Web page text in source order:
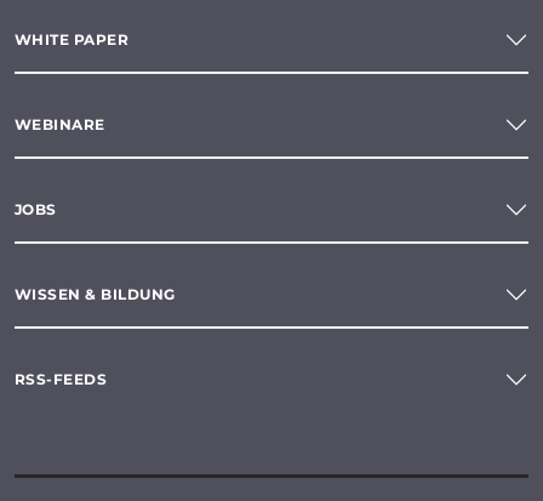
WHITE PAPER
WEBINARE
JOBS
WISSEN & BILDUNG
RSS-FEEDS